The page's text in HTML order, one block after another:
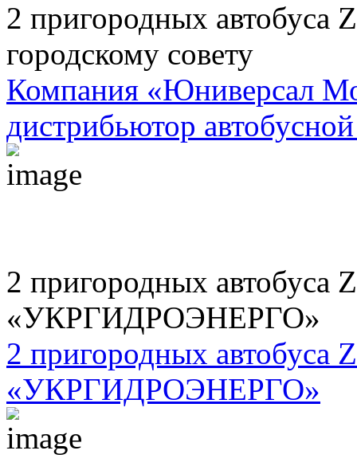
2 пригородных автобуса
городскому совету
Компания «Юниверсал
дистрибьютор
2 пригородных автобуса
«УКРГИДРОЭНЕРГО»
2 пригородных автобуса
«УКРГИДРОЭНЕРГО»